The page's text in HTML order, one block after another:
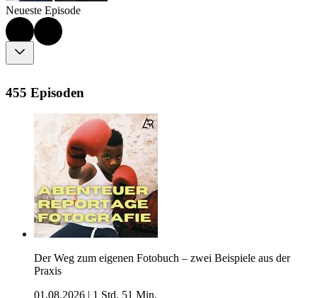
Neueste Episode
455 Episoden
Der Weg zum eigenen Fotobuch – zwei Beispiele aus der
Praxis
01.08.2026
1 Std. 51 Min.